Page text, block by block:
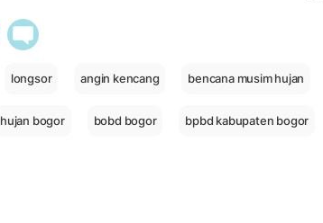
longsor angin kencang bencana musim hujan
hujan bogor bobd bogor bpbd kabupaten bogor